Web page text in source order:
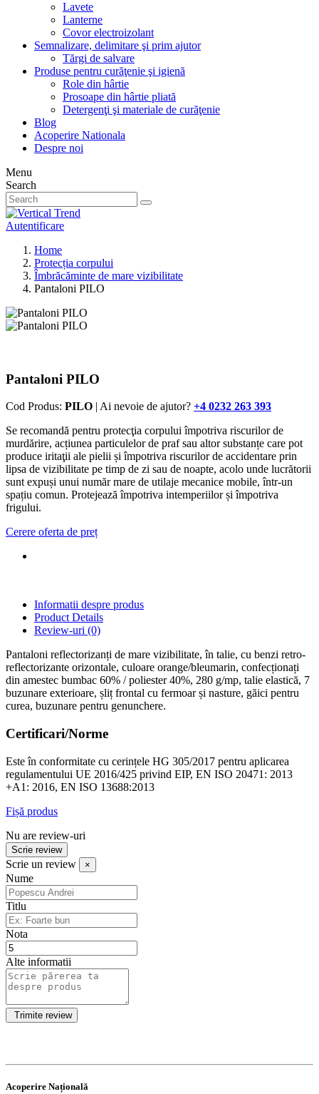
Lavete
Lanterne
Covor electroizolant
Semnalizare, delimitare şi prim ajutor
Tărgi de salvare
Produse pentru curăţenie şi igienă
Role din hârtie
Prosoape din hârtie pliată
Detergenţi şi materiale de curăţenie
Blog
Acoperire Nationala
Despre noi
Menu
Search
Autentificare
Home
Protecția corpului
Îmbrăcăminte de mare vizibilitate
Pantaloni PILO
Pantaloni PILO
Cod Produs: PILO | Ai nevoie de ajutor? +4 0232 263 393
Se recomandă pentru protecţia corpului împotriva riscurilor de
murdărire, acțiunea particulelor de praf sau altor substanțe care pot
produce iritaţii ale pielii și împotriva riscurilor de accidentare prin
lipsa de vizibilitate pe timp de zi sau de noapte, acolo unde lucrătorii
sunt expuși unui număr mare de utilaje mecanice mobile, într-un
spațiu comun. Protejează împotriva intemperiilor și împotriva
frigului.
Cerere oferta de preț
Informatii despre produs
Product Details
Review-uri (0)
Pantaloni reflectorizanți de mare vizibilitate, în talie, cu benzi retro-
reflectorizante orizontale, culoare orange/bleumarin, confecționați
din amestec bumbac 60% / poliester 40%, 280 g/mp, talie elastică, 7
buzunare exterioare, șliț frontal cu fermoar și nasture, găici pentru
curea, buzunare pentru genunchere.
Certificari/Norme
Este în conformitate cu cerințele HG 305/2017 pentru aplicarea
regulamentului UE 2016/425 privind EIP, EN ISO 20471: 2013
+A1: 2016, EN ISO 13688:2013
Fișă produs
Nu are review-uri
Scrie review
Scrie un review ×
Nume
Titlu
Nota
Alte informatii
Acoperire Națională